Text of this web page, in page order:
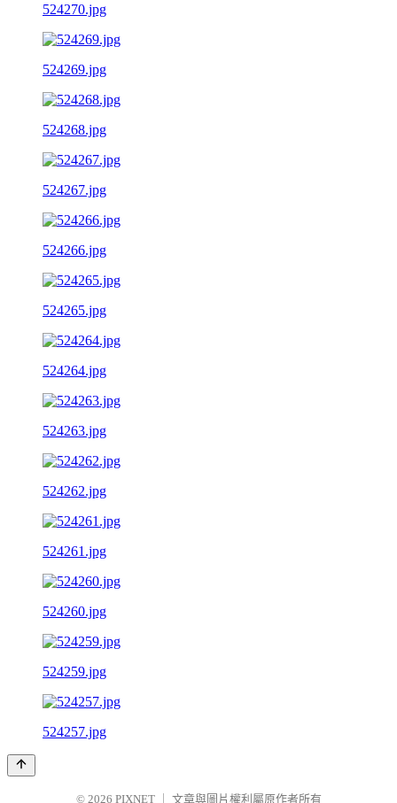
524270.jpg
524269.jpg
524268.jpg
524267.jpg
524266.jpg
524265.jpg
524264.jpg
524263.jpg
524262.jpg
524261.jpg
524260.jpg
524259.jpg
524257.jpg
© 2026 PIXNET 文章與圖片權利屬原作者所有